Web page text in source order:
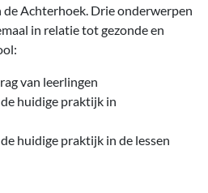
Achterhoek. Drie onderwerpen
in relatie tot gezonde en
van leerlingen
huidige praktijk in
huidige praktijk in de lessen